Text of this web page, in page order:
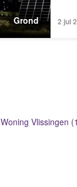
Grond 2 jul
Woning Vlissingen